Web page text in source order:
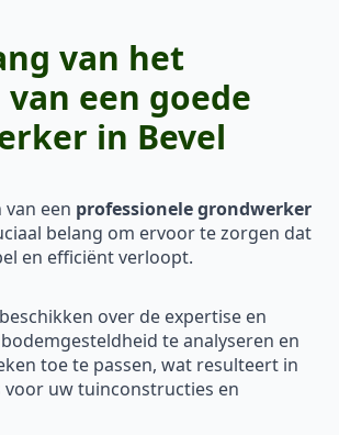
van het
een goede
in Bevel
een professionele grondwerker
belang om ervoor te zorgen dat
en efficiënt verloopt.
beschikken over de expertise en
te analyseren en
toe te passen, wat resulteert in
voor uw tuinconstructies en